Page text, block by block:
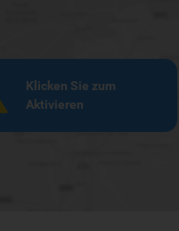
Klicken Sie zum
Aktivieren